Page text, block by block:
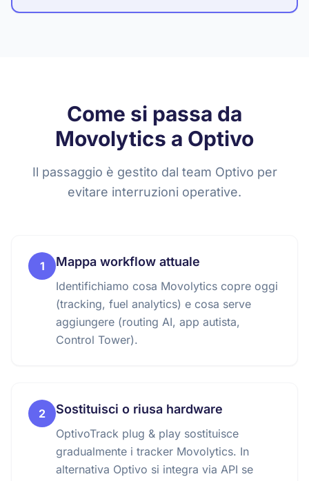
Come si passa da
Movolytics a Optivo
Il passaggio è gestito dal team Optivo per
evitare interruzioni operative.
1 Mappa workflow attuale
Identifichiamo cosa Movolytics copre oggi
(tracking, fuel analytics) e cosa serve
aggiungere (routing AI, app autista,
Control Tower).
2 Sostituisci o riusa hardware
OptivoTrack plug & play sostituisce
gradualmente i tracker Movolytics. In
alternativa Optivo si integra via API se